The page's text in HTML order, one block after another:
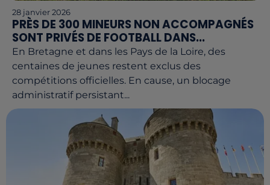
28 janvier 2026
PRÈS DE 300 MINEURS NON ACCOMPAGNÉS
SONT PRIVÉS DE FOOTBALL DANS...
En Bretagne et dans les Pays de la Loire, des
centaines de jeunes restent exclus des
compétitions officielles. En cause, un blocage
administratif persistant...